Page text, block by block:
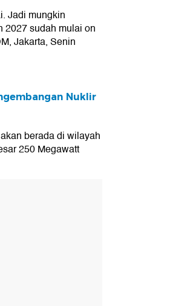
Jadi mungkin
2027 sudah mulai on
Jakarta, Senin
Nuklir
berada di wilayah
250 Megawatt